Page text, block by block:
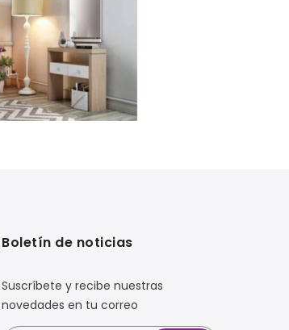
Boletín de noticias
Suscríbete y recibe nuestras
novedades en tu correo